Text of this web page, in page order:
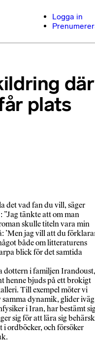
Logga in
där
plats
det vad fan du vill, säger
tänkte att om man
skulle titeln vara min
’Men jag vill att du
både om litteraturens
blick för det samtida
dottern i familjen Irandoust,
henne bjuds på ett brokigt
Till exempel möter vi
dynamik, glider iväg
i Iran, har bestämt
sig för att lära sig
i ordböcker, och försöker